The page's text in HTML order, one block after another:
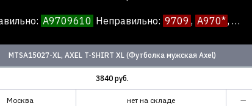
A9709610 Неправильно: 9709 , A970*, …
MTSA15027-XL, AXEL T-SHIRT XL (Футболка мужская Axel)
3840 руб.
Москва нет на складе —